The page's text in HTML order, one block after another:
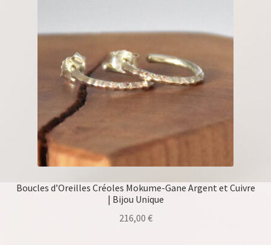
Boucles d’Oreilles Créoles Mokume-Gane Argent et Cuivre
| Bijou Unique
216,00 €